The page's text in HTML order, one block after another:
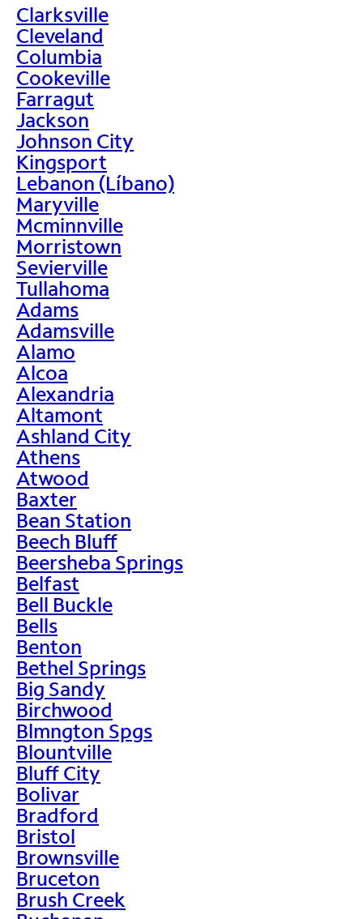
Clarksville
Cleveland
Columbia
Cookeville
Farragut
Jackson
Johnson City
Kingsport
Lebanon (Líbano)
Maryville
Mcminnville
Morristown
Sevierville
Tullahoma
Adams
Adamsville
Alamo
Alcoa
Alexandria
Altamont
Ashland City
Athens
Atwood
Baxter
Bean Station
Beech Bluff
Beersheba Springs
Belfast
Bell Buckle
Bells
Benton
Bethel Springs
Big Sandy
Birchwood
Blmngton Spgs
Blountville
Bluff City
Bolivar
Bradford
Bristol
Brownsville
Bruceton
Brush Creek